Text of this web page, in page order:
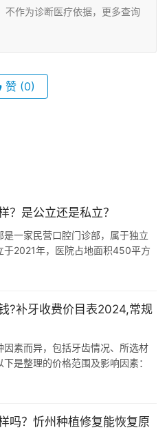
不作为诊断医疗依据，更多查询
赞 (0)
？是公立还是私立？
一家民营口腔门诊部，属于独立
于2021年，医院占地面积450平方
?补牙收费价目表2024,常规
素而异，包括牙齿情况、所选材
是整理的价格范围及影响因素：
吗？忻州种植修复能恢复原